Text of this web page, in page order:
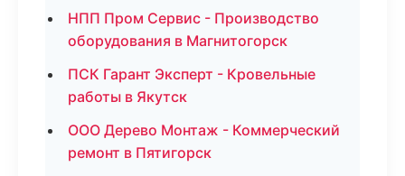
НПП Пром Сервис - Производство
оборудования в Магнитогорск
ПСК Гарант Эксперт - Кровельные
работы в Якутск
ООО Дерево Монтаж - Коммерческий
ремонт в Пятигорск